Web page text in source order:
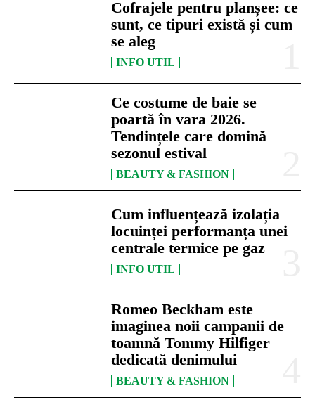
Cofrajele pentru planșee: ce
sunt, ce tipuri există și cum
se aleg
INFO UTIL
Ce costume de baie se
poartă în vara 2026.
Tendințele care domină
sezonul estival
BEAUTY & FASHION
Cum influențează izolația
locuinței performanța unei
centrale termice pe gaz
INFO UTIL
Romeo Beckham este
imaginea noii campanii de
toamnă Tommy Hilfiger
dedicată denimului
BEAUTY & FASHION